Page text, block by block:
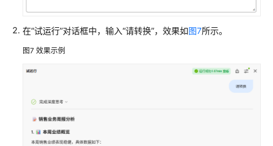
在“试运行”对话框中，输入“请转换”，效果如图7所示。
图7 效果示例